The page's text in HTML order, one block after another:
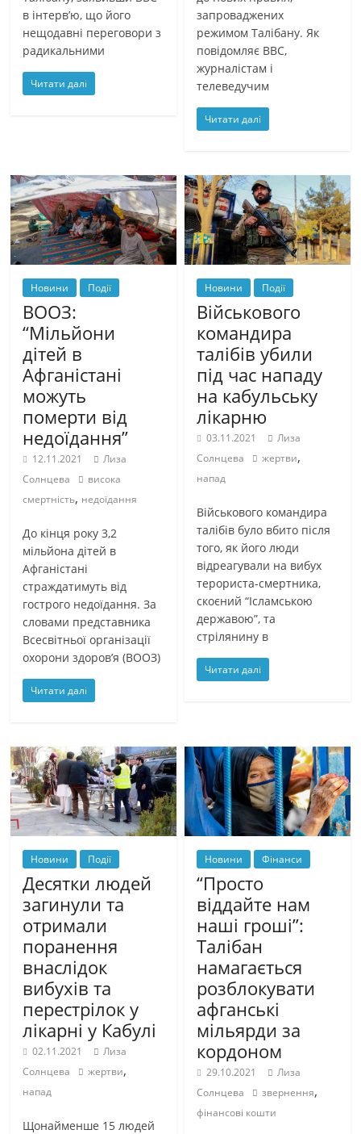
в інтерв’ю, що його
нещодавні переговори з
радикальними
Читати далі
запроваджених
режимом Талібану. Як
повідомляє ВВС,
журналістам і
телеведучим
Читати далі
Новини Події
ВООЗ:
“Мільйони
дітей в
Афганістані
можуть
померти від
недоїдання”
12.11.2021
Лиза
Солнцева
висока
смертність, недоїдання
До кінця року 3,2
мільйона дітей в
Афганістані
страждатимуть від
гострого недоїдання. За
словами представника
Всесвітньої організації
охорони здоров’я (ВООЗ)
Читати далі
Новини Події
Військового
командира
талібів убили
під час нападу
на кабульську
лікарню
03.11.2021
Лиза
Солнцева
жертви,
напад
Військового командира
талібів було вбито після
того, як його люди
відреагували на вибух
терориста-смертника,
скоєний “Ісламською
державою”, та
стрілянину в
Читати далі
Новини Події
Десятки людей
загинули та
отримали
поранення
внаслідок
вибухів та
перестрілок у
лікарні у Кабулі
02.11.2021
Лиза
Солнцева
жертви,
напад
Щонайменше 15 людей
Новини Фінанси
“Просто
віддайте нам
наші гроші”:
Талібан
намагається
розблокувати
афганські
мільярди за
кордоном
29.10.2021
Лиза
Солнцева
звернення,
фінансові кошти